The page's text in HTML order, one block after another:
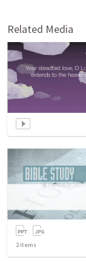
Related Media
2items